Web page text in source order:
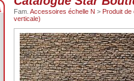
Fam. Accessoires échelle N > Produit de
verticale)